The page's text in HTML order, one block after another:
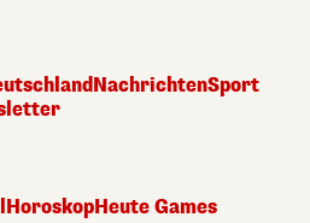
NachrichtenSport
HoroskopHeute Games